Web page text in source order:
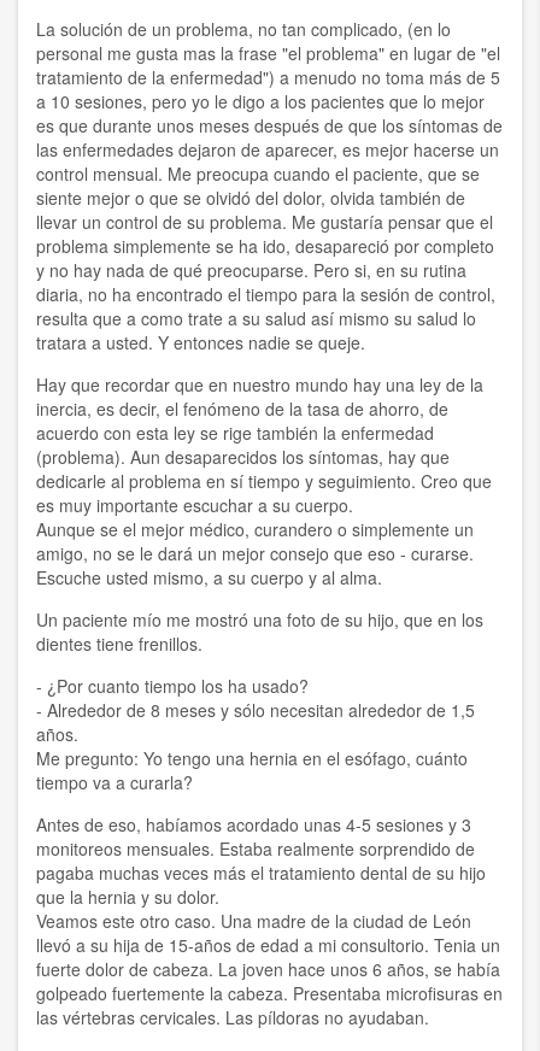
La solución de un problema, no tan complicado, (en lo
personal me gusta mas la frase "el problema" en lugar de "el
tratamiento de la enfermedad") a menudo no toma más de 5
a 10 sesiones, pero yo le digo a los pacientes que lo mejor
es que durante unos meses después de que los síntomas de
las enfermedades dejaron de aparecer, es mejor hacerse un
control mensual. Me preocupa cuando el paciente, que se
siente mejor o que se olvidó del dolor, olvida también de
llevar un control de su problema. Me gustaría pensar que el
problema simplemente se ha ido, desapareció por completo
y no hay nada de qué preocuparse. Pero si, en su rutina
diaria, no ha encontrado el tiempo para la sesión de control,
resulta que a como trate a su salud así mismo su salud lo
tratara a usted. Y entonces nadie se queje.
Hay que recordar que en nuestro mundo hay una ley de la
inercia, es decir, el fenómeno de la tasa de ahorro, de
acuerdo con esta ley se rige también la enfermedad
(problema). Aun desaparecidos los síntomas, hay que
dedicarle al problema en sí tiempo y seguimiento. Creo que
es muy importante escuchar a su cuerpo.
Aunque se el mejor médico, curandero o simplemente un
amigo, no se le dará un mejor consejo que eso - curarse.
Escuche usted mismo, a su cuerpo y al alma.
Un paciente mío me mostró una foto de su hijo, que en los
dientes tiene frenillos.
- ¿Por cuanto tiempo los ha usado?
- Alrededor de 8 meses y sólo necesitan alrededor de 1,5
años.
Me pregunto: Yo tengo una hernia en el esófago, cuánto
tiempo va a curarla?
Antes de eso, habíamos acordado unas 4-5 sesiones y 3
monitoreos mensuales. Estaba realmente sorprendido de
pagaba muchas veces más el tratamiento dental de su hijo
que la hernia y su dolor.
Veamos este otro caso. Una madre de la ciudad de León
llevó a su hija de 15-años de edad a mi consultorio. Tenia un
fuerte dolor de cabeza. La joven hace unos 6 años, se había
golpeado fuertemente la cabeza. Presentaba microfisuras en
las vértebras cervicales. Las píldoras no ayudaban.